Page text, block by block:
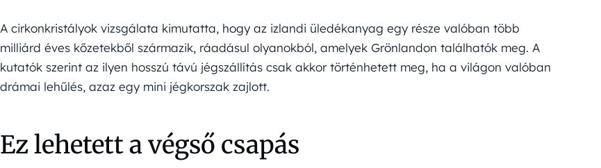
A cirkonkristályok vizsgálata kimutatta, hogy az izlandi üledékanyag egy része valóban több
milliárd éves kőzetekből származik, ráadásul olyanokból, amelyek Grönlandon találhatók meg. A
kutatók szerint az ilyen hosszú távú jégszállítás csak akkor történhetett meg, ha a világon valóban
drámai lehűlés, azaz egy mini jégkorszak zajlott.
Ez lehetett a végső csapás